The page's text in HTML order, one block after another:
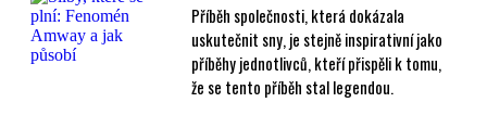
Příběh společnosti, která dokázala
uskutečnit sny, je stejně inspirativní jako
příběhy jednotlivců, kteří přispěli k tomu,
že se tento příběh stal legendou.